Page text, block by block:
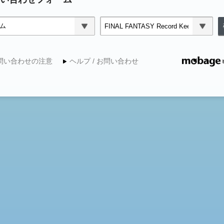
い合わせの注意 ヘルプ / お問い合わせ